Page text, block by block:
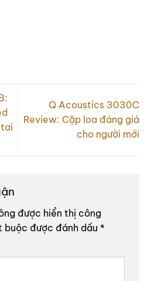
Q Acoustics 3030C
Review: Cặp loa đáng giá
cho người mới
được hiển thị công
buộc được đánh dấu *